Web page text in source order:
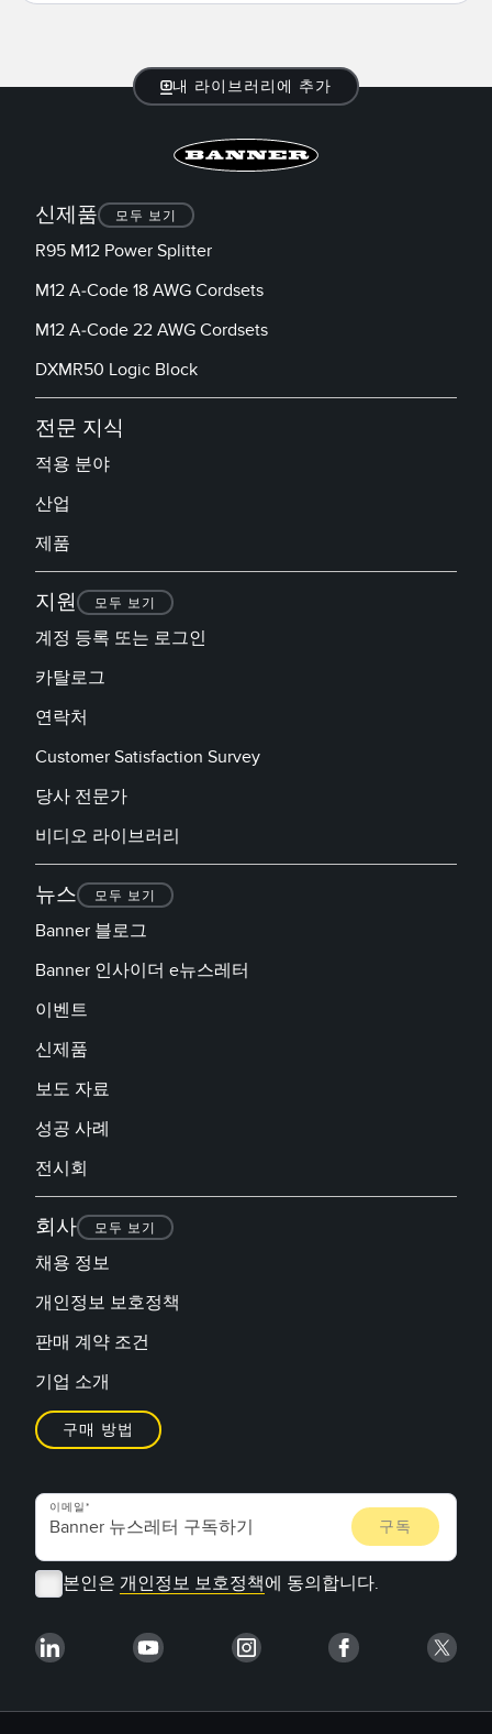
내 라이브러리에 추가
신제품 모두 보기
R95 M12 Power Splitter
M12 A-Code 18 AWG Cordsets
M12 A-Code 22 AWG Cordsets
DXMR50 Logic Block
전문 지식
적용 분야
산업
제품
지원 모두 보기
계정 등록 또는 로그인
카탈로그
연락처
Customer Satisfaction Survey
당사 전문가
비디오 라이브러리
뉴스 모두 보기
Banner 블로그
Banner 인사이더 e뉴스레터
이벤트
신제품
보도 자료
성공 사례
전시회
회사 모두 보기
채용 정보
개인정보 보호정책
판매 계약 조건
기업 소개
구매 방법
이메일
본인은 개인정보 보호정책에 동의합니다.